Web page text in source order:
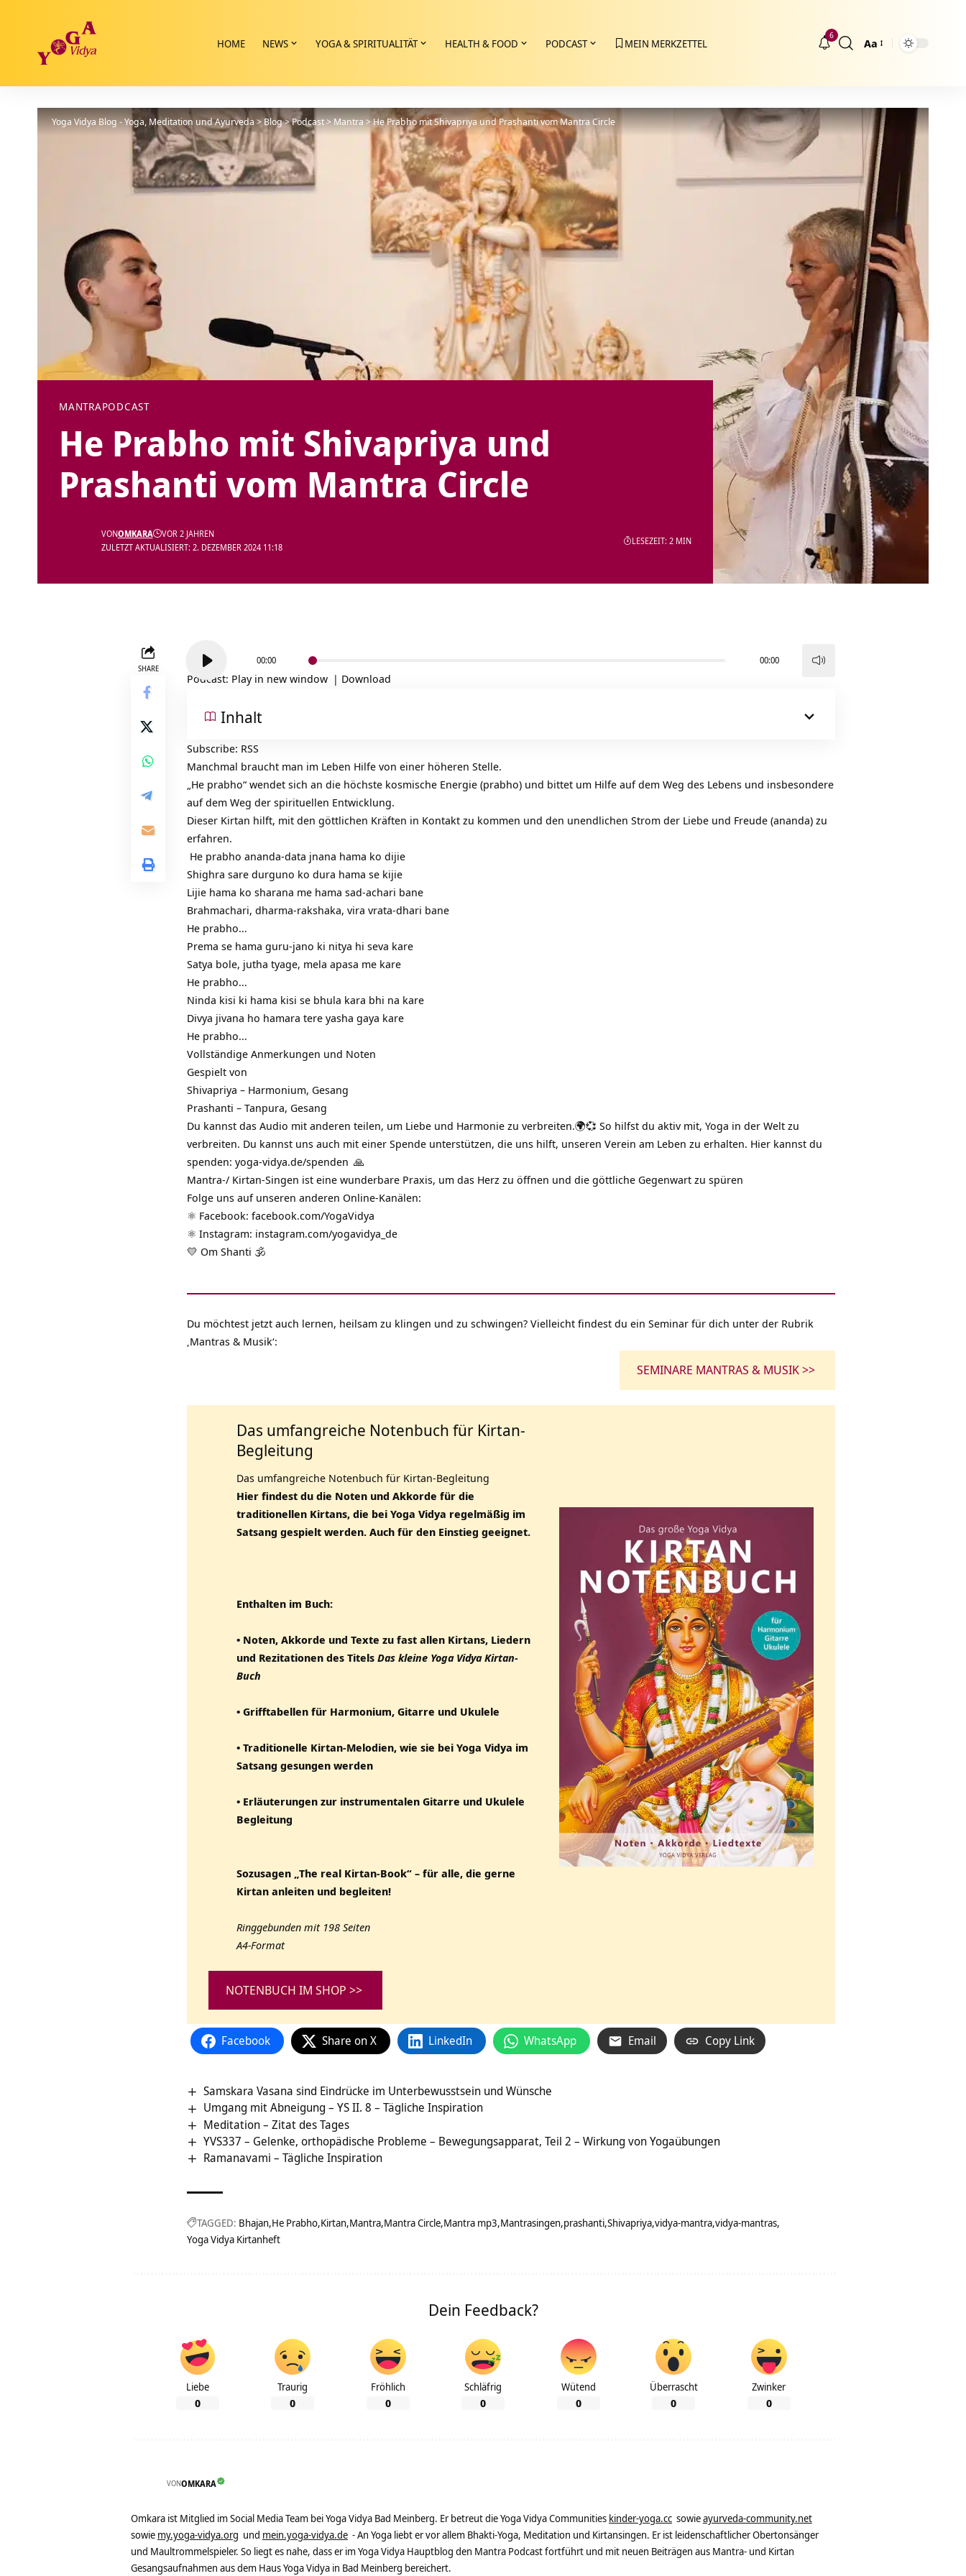
HOME NEWS YOGA & SPIRITUALITÄT HEALTH & FOOD PODCAST MEIN MERKZETTEL
6
Größenänderung
Aa
Yoga Vidya Blog - Yoga, Meditation und Ayurveda >Blog>Podcast>Mantra>He Prabho mit Shivapriya und Prashanti vom Mantra Circle
MANTRAPODCAST
He Prabho mit Shivapriya und
Prashanti vom Mantra Circle
ZULETZT AKTUALISIERT: 2. DEZEMBER 2024 11:18
VONOMKARA VOR 2 JAHREN
LESEZEIT: 2 MIN
SHARE
Player
00:00 00:00
Podcast: Play in new window | Download
Inhalt
Subscribe: RSS
Manchmal braucht man im Leben Hilfe von einer höheren Stelle.
„He prabho“ wendet sich an die höchste kosmische Energie (prabho) und bittet um Hilfe auf dem Weg des Lebens und insbesondere
auf dem Weg der spirituellen Entwicklung.
Dieser Kirtan hilft, mit den göttlichen Kräften in Kontakt zu kommen und den unendlichen Strom der Liebe und Freude (ananda) zu
erfahren.
He prabho ananda-data jnana hama ko dijie
Shighra sare durguno ko dura hama se kijie
Lijie hama ko sharana me hama sad-achari bane
Brahmachari, dharma-rakshaka, vira vrata-dhari bane
He prabho…
Prema se hama guru-jano ki nitya hi seva kare
Satya bole, jutha tyage, mela apasa me kare
He prabho…
Ninda kisi ki hama kisi se bhula kara bhi na kare
Divya jivana ho hamara tere yasha gaya kare
He prabho…
Vollständige Anmerkungen und Noten
Gespielt von
Shivapriya – Harmonium, Gesang
Prashanti – Tanpura, Gesang
Du kannst das Audio mit anderen teilen, um Liebe und Harmonie zu verbreiten.🌍💞 So hilfst du aktiv mit, Yoga in der Welt zu
verbreiten. Du kannst uns auch mit einer Spende unterstützen, die uns hilft, unseren Verein am Leben zu erhalten. Hier kannst du
spenden: yoga-vidya.de/spenden 🙏
Mantra-/ Kirtan-Singen ist eine wunderbare Praxis, um das Herz zu öffnen und die göttliche Gegenwart zu spüren
Folge uns auf unseren anderen Online-Kanälen:
⚛️ Facebook: facebook.com/YogaVidya
⚛️ Instagram: instagram.com/yogavidya_de
💛 Om Shanti 🕉
Du möchtest jetzt auch lernen, heilsam zu klingen und zu schwingen? Vielleicht findest du ein Seminar für dich unter der Rubrik
‚Mantras & Musik‘:
SEMINARE MANTRAS & MUSIK >>
Das umfangreiche Notenbuch für Kirtan-
Begleitung
Das umfangreiche Notenbuch für Kirtan-Begleitung
Hier findest du die Noten und Akkorde für die
traditionellen Kirtans, die bei Yoga Vidya regelmäßig im
Satsang gespielt werden. Auch für den Einstieg geeignet.
Enthalten im Buch:
• Noten, Akkorde und Texte zu fast allen Kirtans, Liedern
und Rezitationen des TitelsDas kleine Yoga Vidya Kirtan-
Buch
• Grifftabellen für Harmonium, Gitarre und Ukulele
• Traditionelle Kirtan-Melodien, wie sie bei Yoga Vidya im
Satsang gesungen werden
• Erläuterungen zur instrumentalen Gitarre und Ukulele
Begleitung
Sozusagen „The real Kirtan-Book“ – für alle, die gerne
Kirtan anleiten und begleiten!
Ringgebunden mit 198 Seiten
A4-Format
NOTENBUCH IM SHOP >>
Facebook Share on X LinkedIn WhatsApp Email Copy Link
Samskara Vasana sind Eindrücke im Unterbewusstsein und Wünsche
Umgang mit Abneigung – YS II. 8 – Tägliche Inspiration
Meditation – Zitat des Tages
YVS337 – Gelenke, orthopädische Probleme – Bewegungsapparat, Teil 2 – Wirkung von Yogaübungen
Ramanavami – Tägliche Inspiration
TAGGED: Bhajan He Prabho Kirtan Mantra Mantra Circle Mantra mp3 Mantrasingen prashanti Shivapriya vidya-mantra vidya-mantras
Yoga Vidya Kirtanheft
Dein Feedback?
Liebe
0
Traurig
0
Fröhlich
0
Schläfrig
0
Wütend
0
Überrascht
0
Zwinker
0
VONOMKARA
Omkara ist Mitglied im Social Media Team bei Yoga Vidya Bad Meinberg. Er betreut die Yoga Vidya Communities kinder-yoga.cc sowieayurveda-community.net
sowie my.yoga-vidya.org und mein.yoga-vidya.de - An Yoga liebt er vor allem Bhakti-Yoga, Meditation und Kirtansingen. Er ist leidenschaftlicher Obertonsänger
und Maultrommelspieler. So liegt es nahe, dass er im Yoga Vidya Hauptblog den Mantra Podcast fortführt und mit neuen Beiträgen aus Mantra- und Kirtan
Gesangsaufnahmen aus dem Haus Yoga Vidya in Bad Meinberg bereichert.